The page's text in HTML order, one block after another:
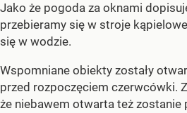
Jako że pogoda za oknami
przebieramy się w stroje
się w wodzie.
Wspomniane obiekty zostały
przed rozpoczęciem czerwcówki.
że niebawem otwarta też zostanie